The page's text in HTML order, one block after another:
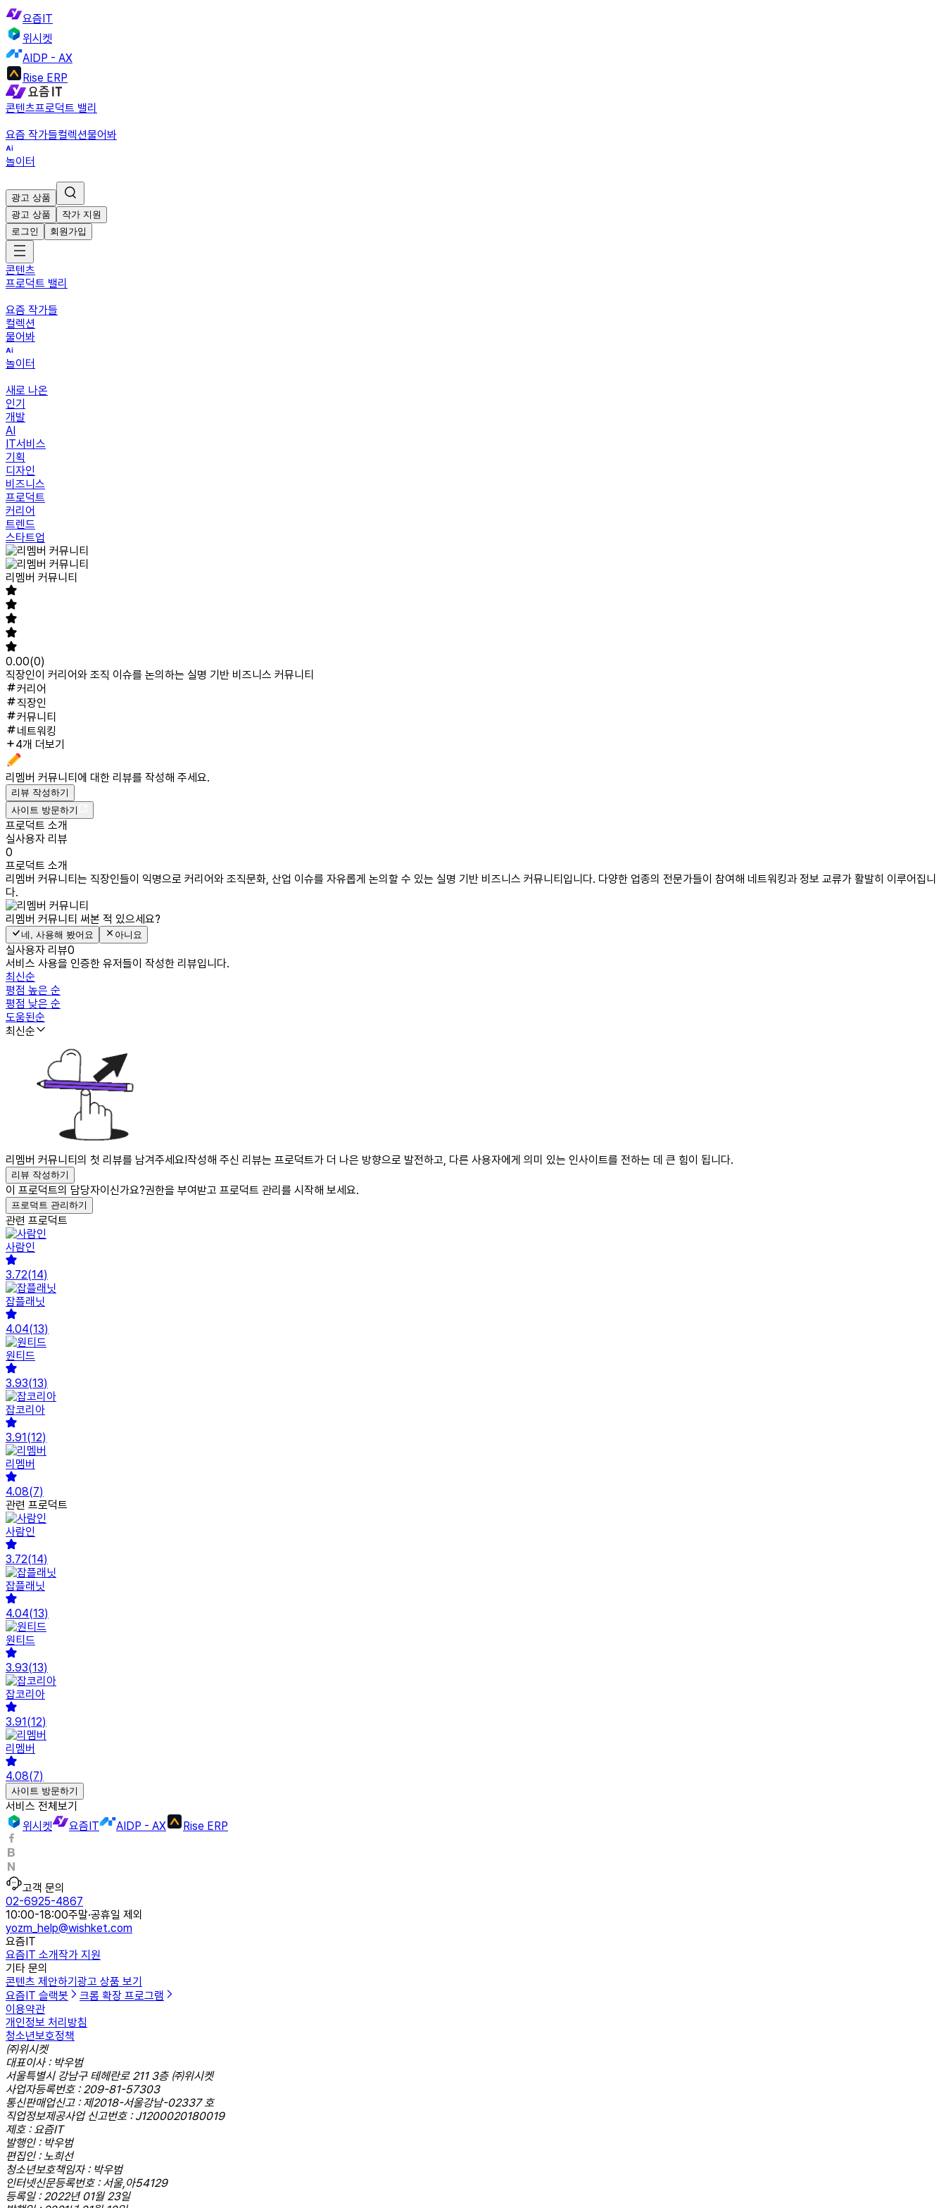
요즘IT
위시켓
AIDP - AX
Rise ERP
콘텐츠프로덕트 밸리
요즘 작가들컬렉션물어봐
놀이터
광고 상품
광고 상품
작가 지원
로그인
회원가입
콘텐츠
프로덕트 밸리
요즘 작가들
컬렉션
물어봐
놀이터
새로 나온
인기
개발
AI
IT서비스
기획
디자인
비즈니스
프로덕트
커리어
트렌드
스타트업
리멤버 커뮤니티
0.00(0)
직장인이 커리어와 조직 이슈를 논의하는 실명 기반 비즈니스 커뮤니티
커리어
직장인
커뮤니티
네트워킹
4개 더보기
리멤버 커뮤니티에 대한 리뷰를 작성해 주세요.
리뷰 작성하기
사이트 방문하기
프로덕트 소개
실사용자 리뷰
0
프로덕트 소개
리멤버 커뮤니티는 직장인들이 익명으로 커리어와 조직문화, 산업 이슈를 자유롭게 논의할 수 있는 실명 기반 비즈니스 커뮤니티입니다. 다양한 업종의 전문가들이 참여해 네트워킹과 정보 교류가 활발히 이루어집니
다.
리멤버 커뮤니티 써본 적 있으세요?
네, 사용해 봤어요 아니요
실사용자 리뷰0
서비스 사용을 인증한 유저들이 작성한 리뷰입니다.
최신순
평점 높은 순
평점 낮은 순
도움된순
최신순
리멤버 커뮤니티의 첫 리뷰를 남겨주세요!작성해 주신 리뷰는 프로덕트가 더 나은 방향으로 발전하고, 다른 사용자에게 의미 있는 인사이트를 전하는 데 큰 힘이 됩니다.
리뷰 작성하기
이 프로덕트의 담당자이신가요?권한을 부여받고 프로덕트 관리를 시작해 보세요.
프로덕트 관리하기
관련 프로덕트
사람인
3.72(14)
잡플래닛
4.04(13)
원티드
3.93(13)
잡코리아
3.91(12)
리멤버
4.08(7)
관련 프로덕트
사람인
3.72(14)
잡플래닛
4.04(13)
원티드
3.93(13)
잡코리아
3.91(12)
리멤버
4.08(7)
사이트 방문하기
서비스 전체보기
위시켓
요즘IT AIDP - AX Rise ERP
고객 문의
02-6925-4867
10:00-18:00주말·공휴일 제외
yozm_help@wishket.com
요즘IT
요즘IT 소개작가 지원
기타 문의
콘텐츠 제안하기광고 상품 보기
요즘IT 슬랙봇
크롬 확장 프로그램
이용약관
개인정보 처리방침
청소년보호정책
㈜위시켓
대표이사 : 박우범
서울특별시 강남구 테헤란로 211 3층 ㈜위시켓
사업자등록번호 : 209-81-57303
통신판매업신고 : 제2018-서울강남-02337 호
직업정보제공사업 신고번호 : J1200020180019
제호 : 요즘IT
발행인 : 박우범
편집인 : 노희선
청소년보호책임자 : 박우범
인터넷신문등록번호 : 서울,아54129
등록일 : 2022년 01월 23일